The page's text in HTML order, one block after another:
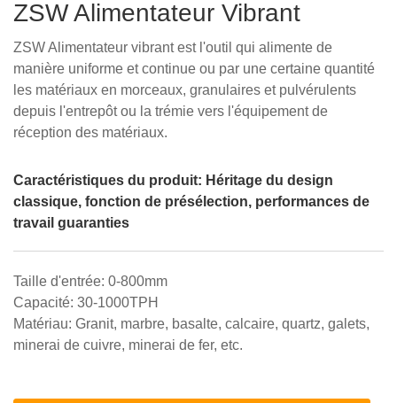
ZSW Alimentateur Vibrant
ZSW Alimentateur vibrant est l'outil qui alimente de
manière uniforme et continue ou par une certaine quantité
les matériaux en morceaux, granulaires et pulvérulents
depuis l'entrepôt ou la trémie vers l'équipement de
réception des matériaux.
Caractéristiques du produit: Héritage du design
classique, fonction de présélection, performances de
travail guaranties
Taille d'entrée: 0-800mm
Capacité: 30-1000TPH
Matériau: Granit, marbre, basalte, calcaire, quartz, galets,
minerai de cuivre, minerai de fer, etc.